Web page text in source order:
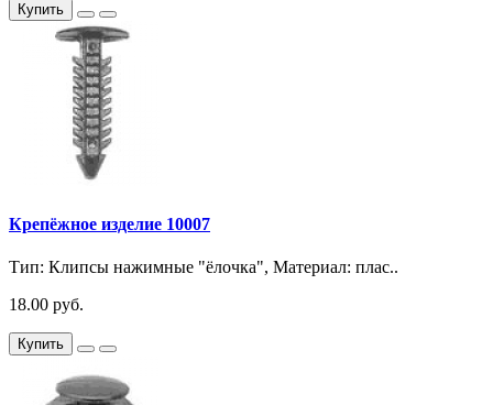
Купить
Крепёжное изделие 10007
Тип: Клипсы нажимные "ёлочка", Материал: плас..
18.00 руб.
Купить